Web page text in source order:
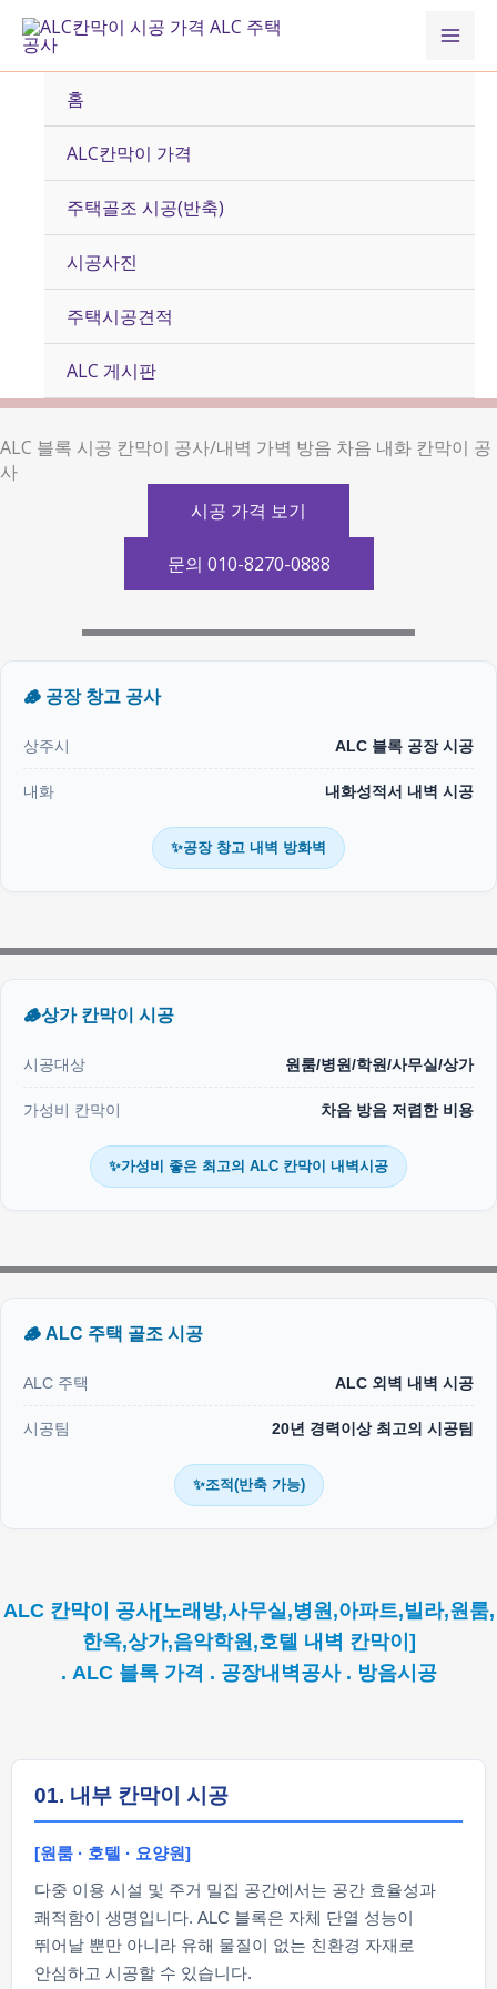
츠
홈
ALC칸막이 가격
주택골조 시공(반축)
시공사진
주택시공견적
ALC 게시판
ALC 블록 시공 칸막이 공사/내벽 가벽 방음 차음 내화 칸막이 공
사
시공 가격 보기
문의 010-8270-0888
🪵 공장 창고 공사
상주시 ALC 블록 공장 시공
내화 내화성적서 내벽 시공
✨공장 창고 내벽 방화벽
🪵상가 칸막이 시공
시공대상 원룸/병원/학원/사무실/상가
가성비 칸막이 차음 방음 저렴한 비용
✨가성비 좋은 최고의 ALC 칸막이 내벽시공
🪵 ALC 주택 골조 시공
ALC 주택 ALC 외벽 내벽 시공
시공팀 20년 경력이상 최고의 시공팀
✨조적(반축 가능)
ALC 칸막이 공사[노래방,사무실,병원,아파트,빌라,원룸,
한옥,상가,음악학원,호텔 내벽 칸막이]
. ALC 블록 가격 . 공장내벽공사 . 방음시공
01. 내부 칸막이 시공
[원룸 · 호텔 · 요양원]
다중 이용 시설 및 주거 밀집 공간에서는 공간 효율성과
쾌적함이 생명입니다. ALC 블록은 자체 단열 성능이
뛰어날 뿐만 아니라 유해 물질이 없는 친환경 자재로
안심하고 시공할 수 있습니다.